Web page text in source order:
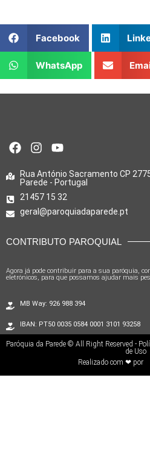
Facebook
WhatsApp
Rua António Sacramento CP
Parede - Portugal
21457 15 32
geral@paroquiadaparede.pt
CONTRIBUTO PAROQUIAL
Agora já pode contribuir para a sua paróquia,
eletrónicos, para que possamos ajudar mais
MB Way: 926 988 394
IBAN: PT50 0035 0584 0001 3101 93258
Paróquia da Parede © All Right Reserved -
de Uso
Realizado com ❤ por